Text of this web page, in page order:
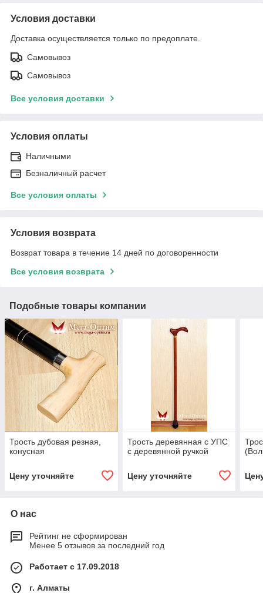
Условия доставки
Доставка осуществляется только по предоплате.
Самовывоз
Самовывоз
Все условия доставки
Условия оплаты
Наличными
Безналичный расчет
Все условия оплаты
Условия возврата
Возврат товара в течение 14 дней по договоренности
Все условия возврата
Подобные товары компании
Трость дубовая резная,
конусная
Цену уточняйте
Трость деревянная с УПС
с деревянной ручкой
Цену уточняйте
О нас
Рейтинг не сформирован
Менее 5 отзывов за последний год
Работает с 17.09.2018
г. Алматы